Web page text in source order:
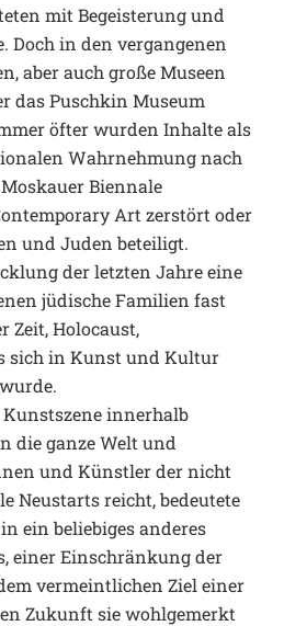
mit Begeisterung und
in den vergangenen
aber auch große Museen
das Puschkin Museum
öfter wurden Inhalte als
Wahrnehmung nach
Biennale
Art zerstört oder
und Juden beteiligt.
der letzten Jahre eine
jüdische Familien fast
Zeit, Holocaust,
sich in Kunst und Kultur
innerhalb
die ganze Welt und
und Künstler der nicht
Neustarts reicht, bedeutete
ein beliebiges anderes
einer Einschränkung der
vermeintlichen Ziel einer
Zukunft sie wohlgemerkt